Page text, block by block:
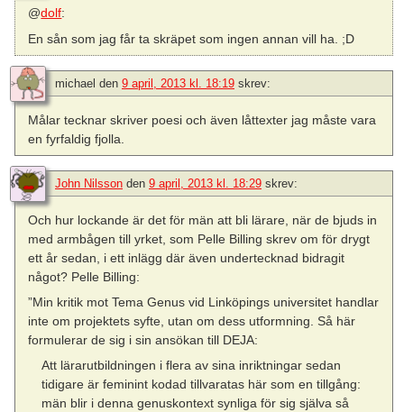
@dolf:
En sån som jag får ta skräpet som ingen annan vill ha. ;D
michael den 9 april, 2013 kl. 18:19 skrev:
Målar tecknar skriver poesi och även låttexter jag måste vara
en fyrfaldig fjolla.
John Nilsson den 9 april, 2013 kl. 18:29 skrev:
Och hur lockande är det för män att bli lärare, när de bjuds in
med armbågen till yrket, som Pelle Billing skrev om för drygt
ett år sedan, i ett inlägg där även undertecknad bidragit
något? Pelle Billing:
”Min kritik mot Tema Genus vid Linköpings universitet handlar
inte om projektets syfte, utan om dess utformning. Så här
formulerar de sig i sin ansökan till DEJA:
Att lärarutbildningen i flera av sina inriktningar sedan
tidigare är feminint kodad tillvaratas här som en tillgång:
män blir i denna genuskontext synliga för sig själva så